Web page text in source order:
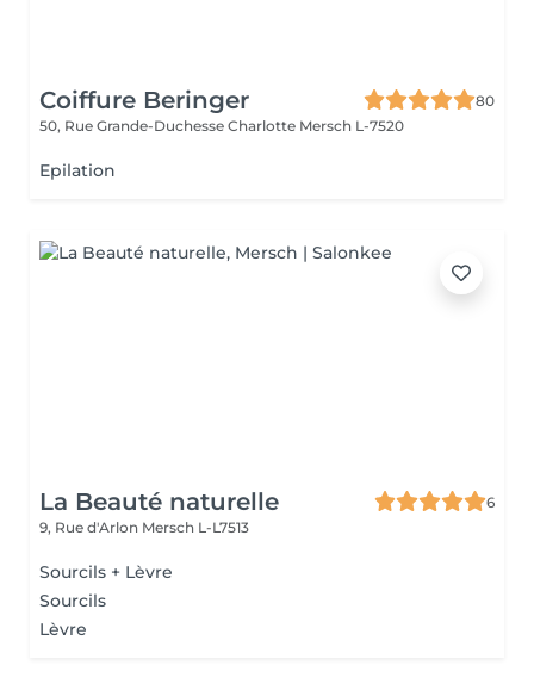
Coiffure Beringer
80
50, Rue Grande-Duchesse Charlotte Mersch L-7520
Epilation
La Beauté naturelle
6
9, Rue d'Arlon Mersch L-L7513
Sourcils + Lèvre
Sourcils
Lèvre